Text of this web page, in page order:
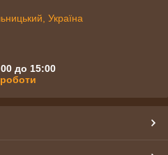
Україна
до 15:00